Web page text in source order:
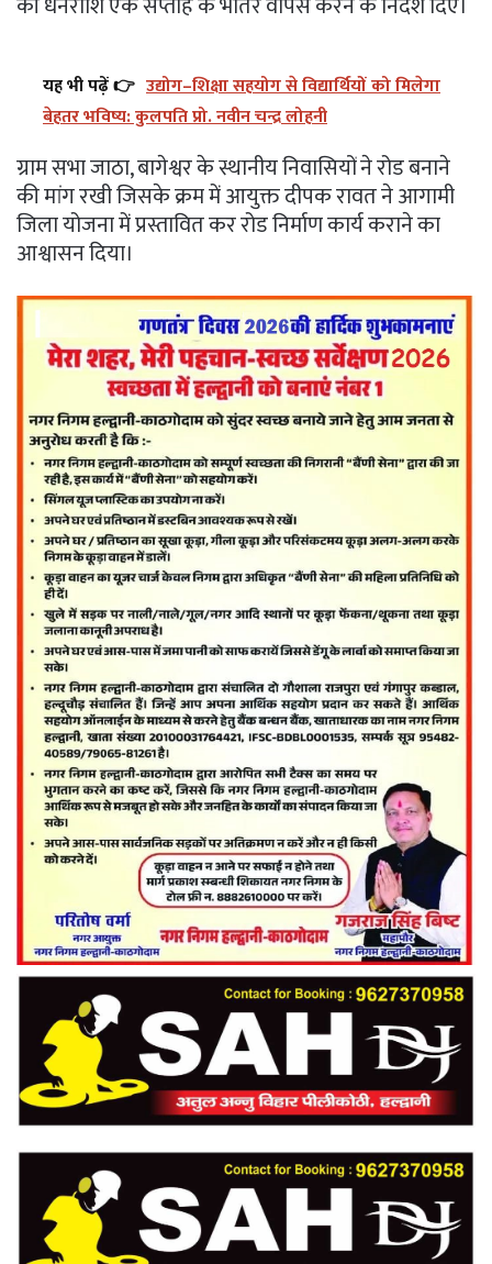
यह भी पढ़ें 👉 उद्योग–शिक्षा सहयोग से विद्यार्थियों को मिलेगा
बेहतर भविष्य: कुलपति प्रो. नवीन चन्द्र लोहनी
ग्राम सभा जाठा, बागेश्वर के स्थानीय निवासियों ने रोड बनाने
की मांग रखी जिसके क्रम में आयुक्त दीपक रावत ने आगामी
जिला योजना में प्रस्तावित कर रोड निर्माण कार्य कराने का
आश्वासन दिया।